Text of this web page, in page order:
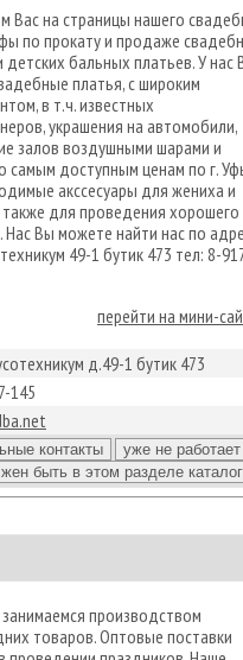
Вас на страницы нашего
по прокату и продаже
детских бальных платьев. У нас
платья, с широким
в т.ч. известных
украшения на автомобили,
залов воздушными шарами и
самым доступным ценам по г.
акссесуары для жениха и
также для проведения хорошего
Нас Вы можете найти нас по
49-1 бутик 473 тел: 8-
перейти на мини-
д.49-1 бутик 473
145
производством
товаров. Оптовые поставки